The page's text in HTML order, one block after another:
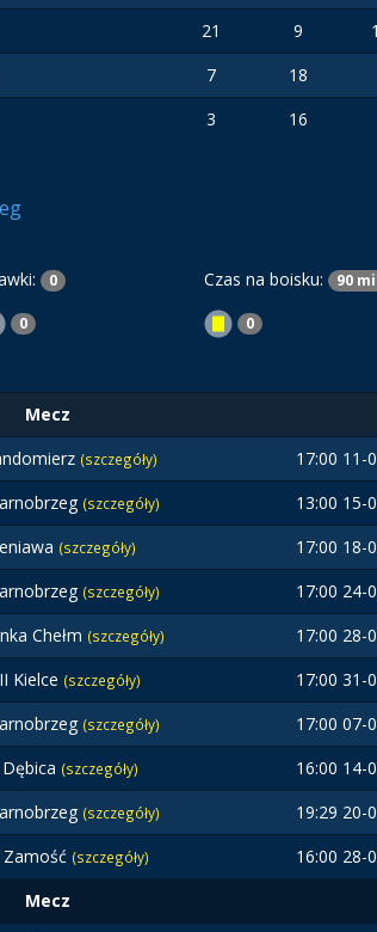
21 9
7 18
3 16
0 Czas na boisku: 90
0 0
Mecz
(szczegóły) 17:00 11-
(szczegóły) 13:00 15-
(szczegóły) 17:00 18-
(szczegóły) 17:00 24-
Chełm (szczegóły) 17:00 28-
Kielce (szczegóły) 17:00 31-
(szczegóły) 17:00 07-
(szczegóły) 16:00 14-
(szczegóły) 19:29 20-
(szczegóły) 16:00 28-
Mecz